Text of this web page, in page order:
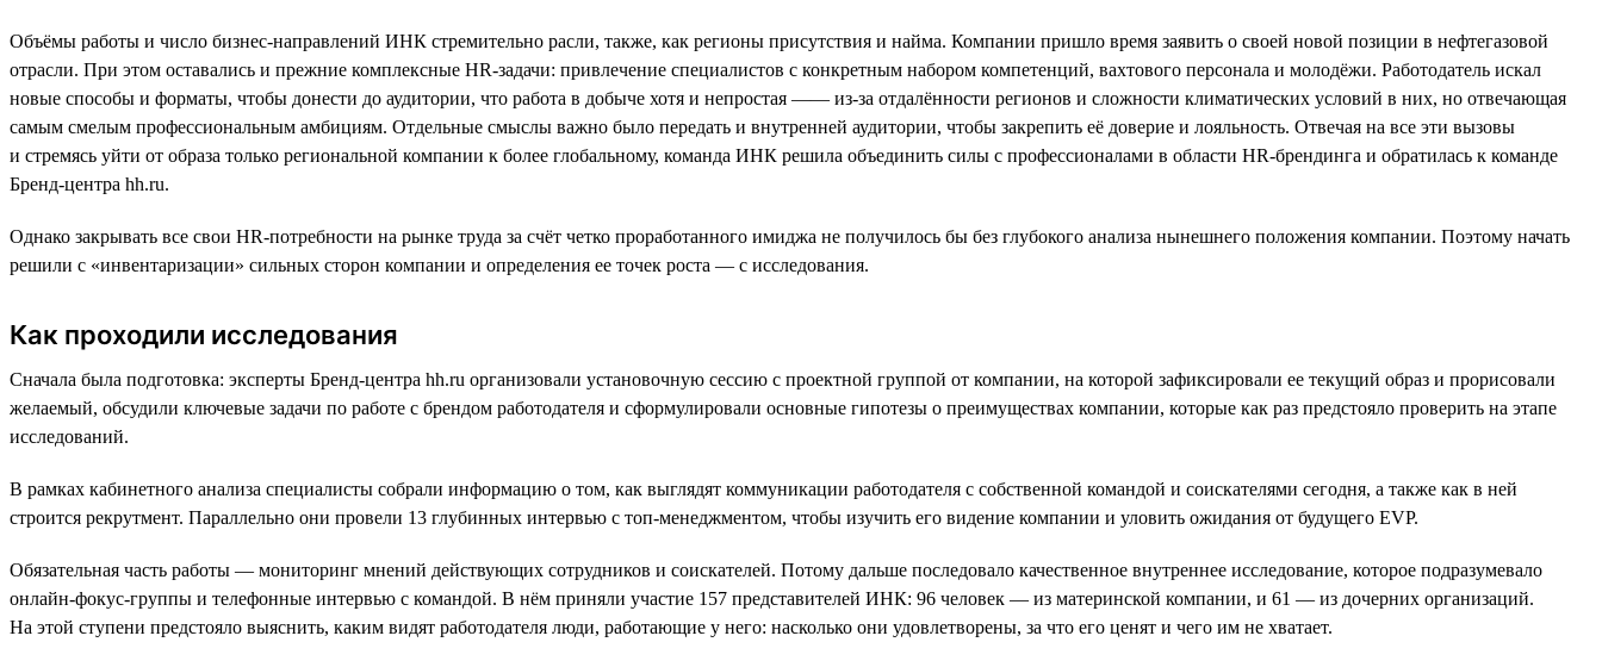
Объёмы работы и число бизнес-направлений ИНК стремительно расли, также, как регионы присутствия и найма. Компании пришло время заявить о своей новой позиции в нефтегазовой
отрасли. При этом оставались и прежние комплексные HR-задачи: привлечение специалистов с конкретным набором компетенций, вахтового персонала и молодёжи. Работодатель искал
новые способы и форматы, чтобы донести до аудитории, что работа в добыче хотя и непростая —— из-за отдалённости регионов и сложности климатических условий в них, но отвечающая
самым смелым профессиональным амбициям. Отдельные смыслы важно было передать и внутренней аудитории, чтобы закрепить её доверие и лояльность. Отвечая на все эти вызовы
и стремясь уйти от образа только региональной компании к более глобальному, команда ИНК решила объединить силы с профессионалами в области HR-брендинга и обратилась к команде
Бренд-центра hh.ru.
Однако закрывать все свои HR-потребности на рынке труда за счёт четко проработанного имиджа не получилось бы без глубокого анализа нынешнего положения компании. Поэтому начать
решили с «инвентаризации» сильных сторон компании и определения ее точек роста — с исследования.
Как проходили исследования
Сначала была подготовка: эксперты Бренд-центра hh.ru организовали установочную сессию с проектной группой от компании, на которой зафиксировали ее текущий образ и прорисовали
желаемый, обсудили ключевые задачи по работе с брендом работодателя и сформулировали основные гипотезы о преимуществах компании, которые как раз предстояло проверить на этапе
исследований.
В рамках кабинетного анализа специалисты собрали информацию о том, как выглядят коммуникации работодателя с собственной командой и соискателями сегодня, а также как в ней
строится рекрутмент. Параллельно они провели 13 глубинных интервью с топ-менеджментом, чтобы изучить его видение компании и уловить ожидания от будущего EVP.
Обязательная часть работы — мониторинг мнений действующих сотрудников и соискателей. Потому дальше последовало качественное внутреннее исследование, которое подразумевало
онлайн-фокус-группы и телефонные интервью с командой. В нём приняли участие 157 представителей ИНК: 96 человек — из материнской компании, и 61 — из дочерних организаций.
На этой ступени предстояло выяснить, каким видят работодателя люди, работающие у него: насколько они удовлетворены, за что его ценят и чего им не хватает.